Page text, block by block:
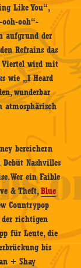
Like You“,
ooh“-
aufgrund der
Refrains das
Viertel wird mit
wie „I Heard
wunderbar
atmosphärisch
bereichern
Nashvilles
Wer ein Faible
& Theft,Blue
Countrypop
der richtigen
für Leute, die
bis
+ Shay